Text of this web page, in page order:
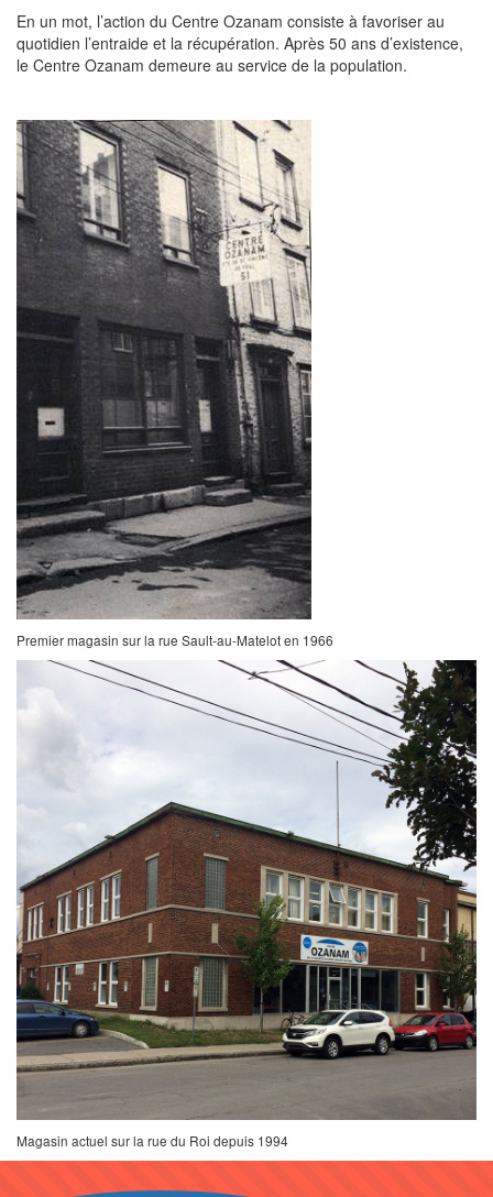
En un mot, l’action du Centre Ozanam consiste à favoriser au
quotidien l’entraide et la récupération. Après 50 ans d’existence,
le Centre Ozanam demeure au service de la population.
Premier magasin sur la rue Sault-au-Matelot en 1966
Magasin actuel sur la rue du Roi depuis 1994